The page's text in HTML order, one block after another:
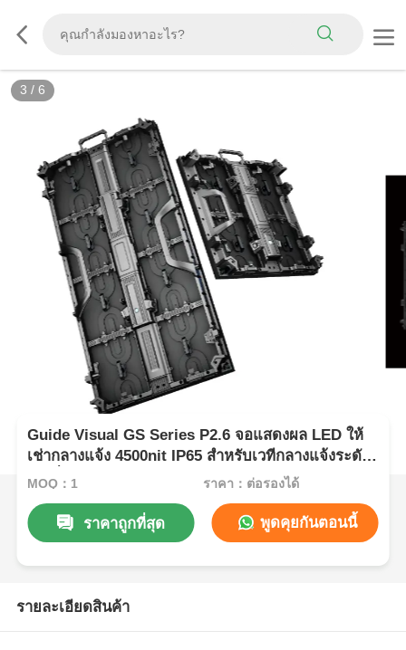
3 / 6
Guide Visual GS Series P2.6 จอแสดงผล LED ให้
เช่ากลางแจ้ง 4500nit IP65 สำหรับเวทีกลางแจ้งระดับ
พรีเมี่ยม, 7680Hz CE
MOQ：1 ราคา：ต่อรองได้
ราคาถูกที่สุด พูดคุยกันตอนนี้
รายละเอียดสินค้า